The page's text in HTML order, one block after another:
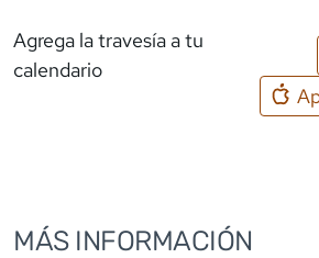
Agrega la travesía a tu
calendario
MÁS INFORMACIÓN